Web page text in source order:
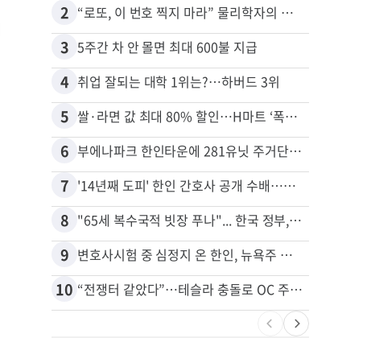
2 “로또, 이 번호 찍지 마라” 물리학자의 당첨금 높이는 비밀
3 5주간 차 안 몰면 최대 600불 지급
4 취업 잘되는 대학 1위는?…하버드 3위
5 쌀·라면 값 최대 80% 할인…H마트 ‘폭탄 세일’
6 부에나파크 한인타운에 281유닛 주거단지 들어선다
7 '14년째 도피' 한인 간호사 공개 수배…메디케어 사기 유죄
8 "65세 복수국적 빗장 푸나"... 한국 정부, 연령 완화 전면 추진
9 변호사시험 중 심정지 온 한인, 뉴욕주 제소
10 “전쟁터 같았다”…테슬라 충돌로 OC 주택 4채 파손